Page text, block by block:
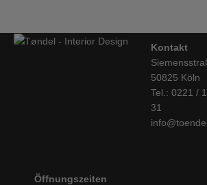
Kontakt
50825 Köln
Tel.: 0221 /
31
Öffnungszeiten